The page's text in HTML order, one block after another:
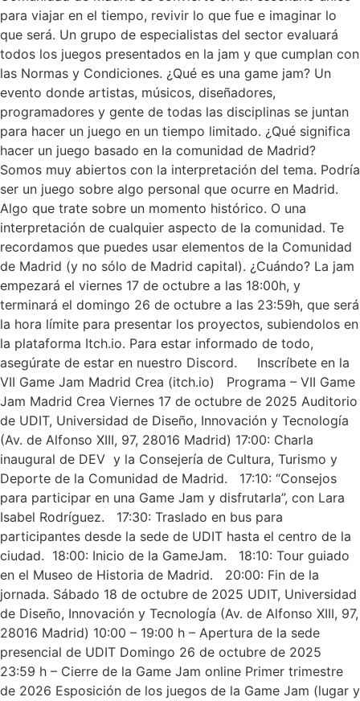
para viajar en el tiempo, revivir lo que fue e imaginar lo
que será. Un grupo de especialistas del sector evaluará
todos los juegos presentados en la jam y que cumplan con
las Normas y Condiciones. ¿Qué es una game jam? Un
evento donde artistas, músicos, diseñadores,
programadores y gente de todas las disciplinas se juntan
para hacer un juego en un tiempo limitado. ¿Qué significa
hacer un juego basado en la comunidad de Madrid?
Somos muy abiertos con la interpretación del tema. Podría
ser un juego sobre algo personal que ocurre en Madrid.
Algo que trate sobre un momento histórico. O una
interpretación de cualquier aspecto de la comunidad. Te
recordamos que puedes usar elementos de la Comunidad
de Madrid (y no sólo de Madrid capital). ¿Cuándo? La jam
empezará el viernes 17 de octubre a las 18:00h, y
terminará el domingo 26 de octubre a las 23:59h, que será
la hora límite para presentar los proyectos, subiendolos en
la plataforma Itch.io. Para estar informado de todo,
asegúrate de estar en nuestro Discord. Inscríbete en la
VII Game Jam Madrid Crea (itch.io) Programa – VII Game
Jam Madrid Crea Viernes 17 de octubre de 2025 Auditorio
de UDIT, Universidad de Diseño, Innovación y Tecnología
(Av. de Alfonso XIII, 97, 28016 Madrid) 17:00: Charla
inaugural de DEV y la Consejería de Cultura, Turismo y
Deporte de la Comunidad de Madrid. 17:10: “Consejos
para participar en una Game Jam y disfrutarla”, con Lara
Isabel Rodríguez. 17:30: Traslado en bus para
participantes desde la sede de UDIT hasta el centro de la
ciudad. 18:00: Inicio de la GameJam. 18:10: Tour guiado
en el Museo de Historia de Madrid. 20:00: Fin de la
jornada. Sábado 18 de octubre de 2025 UDIT, Universidad
de Diseño, Innovación y Tecnología (Av. de Alfonso XIII, 97,
28016 Madrid) 10:00 – 19:00 h – Apertura de la sede
presencial de UDIT Domingo 26 de octubre de 2025
23:59 h – Cierre de la Game Jam online Primer trimestre
de 2026 Esposición de los juegos de la Game Jam (lugar y